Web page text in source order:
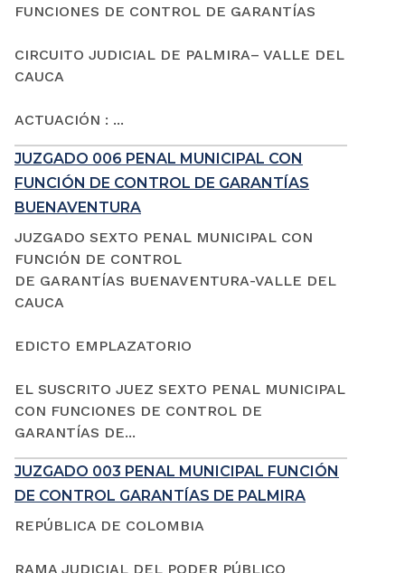
FUNCIONES DE CONTROL DE GARANTÍAS
CIRCUITO JUDICIAL DE PALMIRA– VALLE DEL
CAUCA
ACTUACIÓN : ...
JUZGADO 006 PENAL MUNICIPAL CON
FUNCIÓN DE CONTROL DE GARANTÍAS
BUENAVENTURA
JUZGADO SEXTO PENAL MUNICIPAL CON
FUNCIÓN DE CONTROL
DE GARANTÍAS BUENAVENTURA-VALLE DEL
CAUCA
EDICTO EMPLAZATORIO
EL SUSCRITO JUEZ SEXTO PENAL MUNICIPAL
CON FUNCIONES DE CONTROL DE
GARANTÍAS DE...
JUZGADO 003 PENAL MUNICIPAL FUNCIÓN
DE CONTROL GARANTÍAS DE PALMIRA
REPÚBLICA DE COLOMBIA
RAMA JUDICIAL DEL PODER PÚBLICO